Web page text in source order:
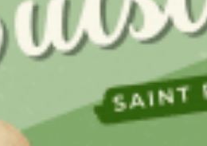
Roquecourbe
Saint-Germier
Saint-Jean de
Saint-Pierre de